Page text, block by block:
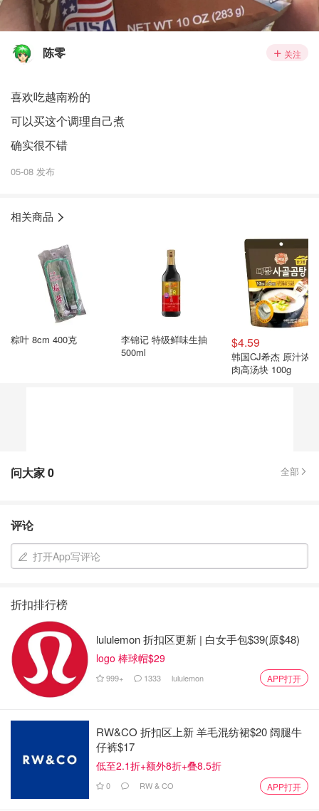
陈零 关注
喜欢吃越南粉的
可以买这个调理自己煮
确实很不错
05-08 发布
相关商品
粽叶 8cm 400克
李锦记 特级鲜味生抽
500ml
$4.59
韩国CJ希杰 原汁浓
肉高汤块 100g
问大家0 全部
评论
打开App写评论
折扣排行榜
lululemon 折扣区更新 | 白女手包$39(原$48)
logo 棒球帽$29
999+ 1333 lululemon APP打开
RW&CO 折扣区上新 羊毛混纺裙$20 阔腿牛
仔裤$17
低至2.1折+额外8折+叠8.5折
0 RW & CO APP打开